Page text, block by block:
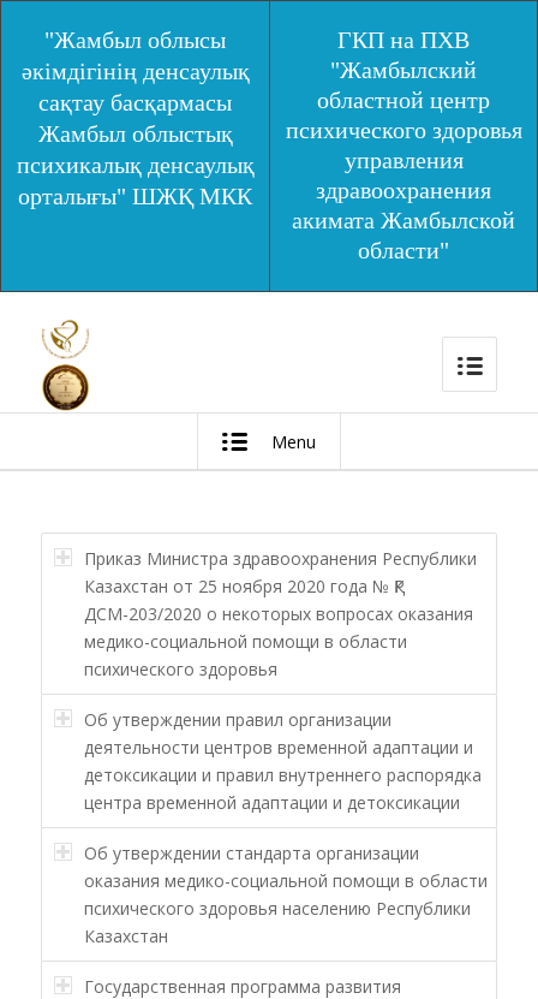
"Жамбыл облысы
әкімдігінің денсаулық
сақтау басқармасы
Жамбыл облыстық
психикалық денсаулық
орталығы" ШЖҚ МКК
ГКП на ПХВ
"Жамбылский
областной центр
психического здоровья
управления
здравоохранения
акимата Жамбылской
области"
Menu
Приказ Министра здравоохранения Республики
Казахстан от 25 ноября 2020 года № ҚР
ДСМ-203/2020 о некоторых вопросах оказания
медико-социальной помощи в области
психического здоровья
Об утверждении правил организации
деятельности центров временной адаптации и
детоксикации и правил внутреннего распорядка
центра временной адаптации и детоксикации
Об утверждении стандарта организации
оказания медико-социальной помощи в области
психического здоровья населению Республики
Казахстан
Государственная программа развития